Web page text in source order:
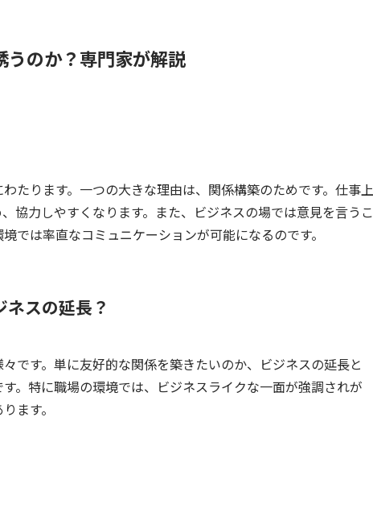
うのか？専門家が解説
たります。一つの大きな理由は、関係構築のためです。仕事上
協力しやすくなります。また、ビジネスの場では意見を言うこ
では率直なコミュニケーションが可能になるのです。
スの延長？
です。単に友好的な関係を築きたいのか、ビジネスの延長と
。特に職場の環境では、ビジネスライクな一面が強調されが
ます。